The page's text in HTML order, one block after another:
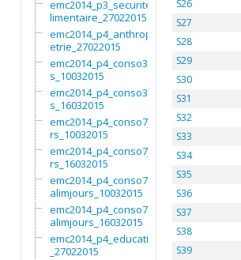
emc2014_p3_securitea
limentaire_27022015
emc2014_p4_anthropom
etrie_27022015
emc2014_p4_conso3moi
s_10032015
emc2014_p4_conso3moi
s_16032015
emc2014_p4_conso7jou
rs_10032015
emc2014_p4_conso7jou
rs_16032015
emc2014_p4_conso7non
alimjours_10032015
emc2014_p4_conso7non
alimjours_16032015
emc2014_p4_education
_27022015
S26
S27
S28
S29
S30
S31
S32
S33
S34
S35
S36
S37
S38
S39